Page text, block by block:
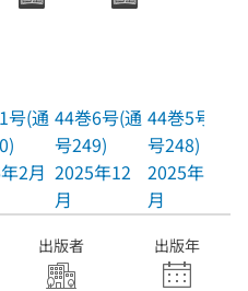
号(通
2月
44巻6号(通
号249)
2025年12
月
44巻5号(通
号248)
2025年10
月
出版者 出版年